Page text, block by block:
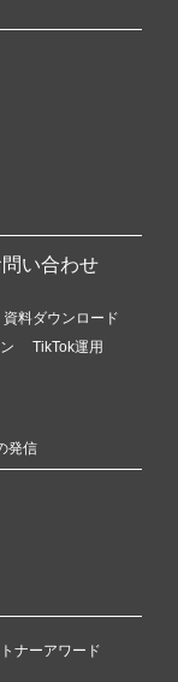
い合わせ
資料ダウンロード
TikTok運用
発信
ナーアワード